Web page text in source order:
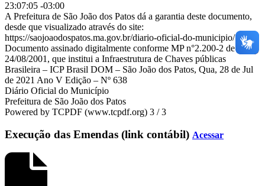
23:07:05 -03:00
A Prefeitura de São João dos Patos dá a garantia deste documento,
desde que visualizado através do site:
https://saojoaodospatos.ma.gov.br/diario-oficial-do-municipio/
Documento assinado digitalmente conforme MP n°2.200-2 de
24/08/2001, que institui a Infraestrutura de Chaves públicas
Brasileira – ICP Brasil DOM – São João dos Patos, Qua, 28 de Jul
de 2021 Ano V Edição – Nº 638
Diário Oficial do Município
Prefeitura de São João dos Patos
Powered by TCPDF (www.tcpdf.org) 3 / 3
Execução das Emendas (link contábil) Acessar